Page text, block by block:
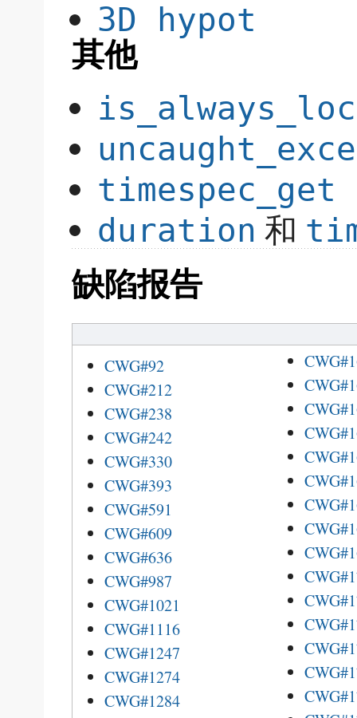
3D hypot
其他
timespec_get
duration 和
缺陷报告
CWG#92
CWG#212
CWG#238
CWG#242
CWG#330
CWG#393
CWG#591
CWG#609
CWG#636
CWG#987
CWG#1021
CWG#1116
CWG#1247
CWG#1274
CWG#1284